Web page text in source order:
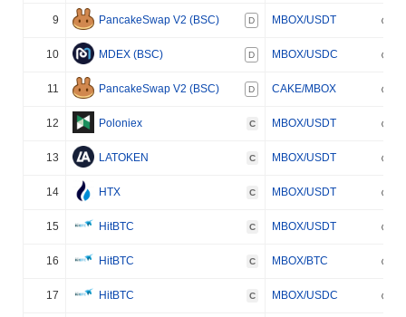
9 PancakeSwap V2 (BSC) D MBOX/USDT
10 MDEX (BSC) D MBOX/USDC
11 PancakeSwap V2 (BSC) D CAKE/MBOX
12 Poloniex C MBOX/USDT
13 LATOKEN C MBOX/USDT
14 HTX C MBOX/USDT
15 HitBTC C MBOX/USDT
16 HitBTC C MBOX/BTC
17 HitBTC C MBOX/USDC